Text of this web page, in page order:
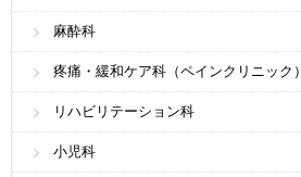
麻酔科
疼痛・緩和ケア科（ペインクリニック）
リハビリテーション科
小児科